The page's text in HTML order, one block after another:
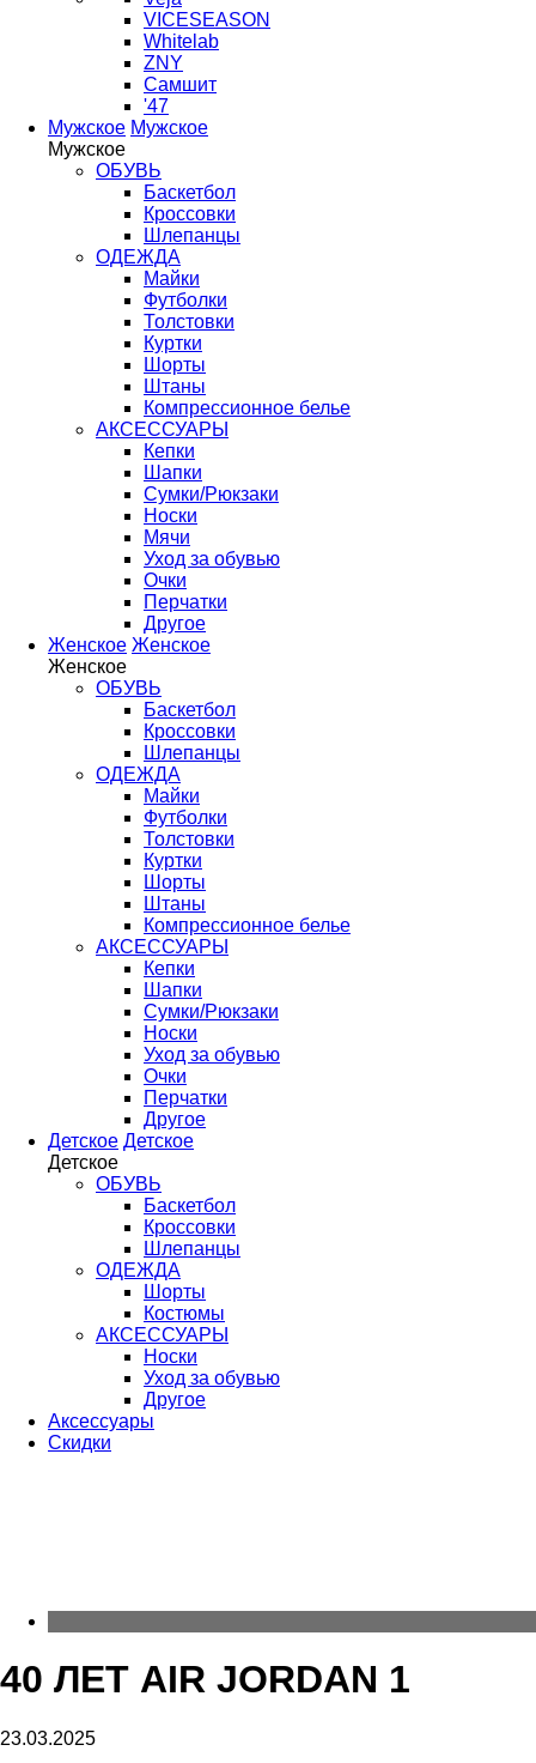
VICESEASON
Whitelab
ZNY
Самшит
'47
Мужское Мужское
Мужское
ОБУВЬ
Баскетбол
Кроссовки
Шлепанцы
ОДЕЖДА
Майки
Футболки
Толстовки
Куртки
Шорты
Штаны
Компрессионное белье
АКСЕССУАРЫ
Кепки
Шапки
Сумки/Рюкзаки
Носки
Мячи
Уход за обувью
Очки
Перчатки
Другое
Женское Женское
Женское
ОБУВЬ
Баскетбол
Кроссовки
Шлепанцы
ОДЕЖДА
Майки
Футболки
Толстовки
Куртки
Шорты
Штаны
Компрессионное белье
АКСЕССУАРЫ
Кепки
Шапки
Сумки/Рюкзаки
Носки
Уход за обувью
Очки
Перчатки
Другое
Детское Детское
Детское
ОБУВЬ
Баскетбол
Кроссовки
Шлепанцы
ОДЕЖДА
Шорты
Костюмы
АКСЕССУАРЫ
Носки
Уход за обувью
Другое
Аксессуары
Скидки
40 ЛЕТ AIR JORDAN 1
23.03.2025